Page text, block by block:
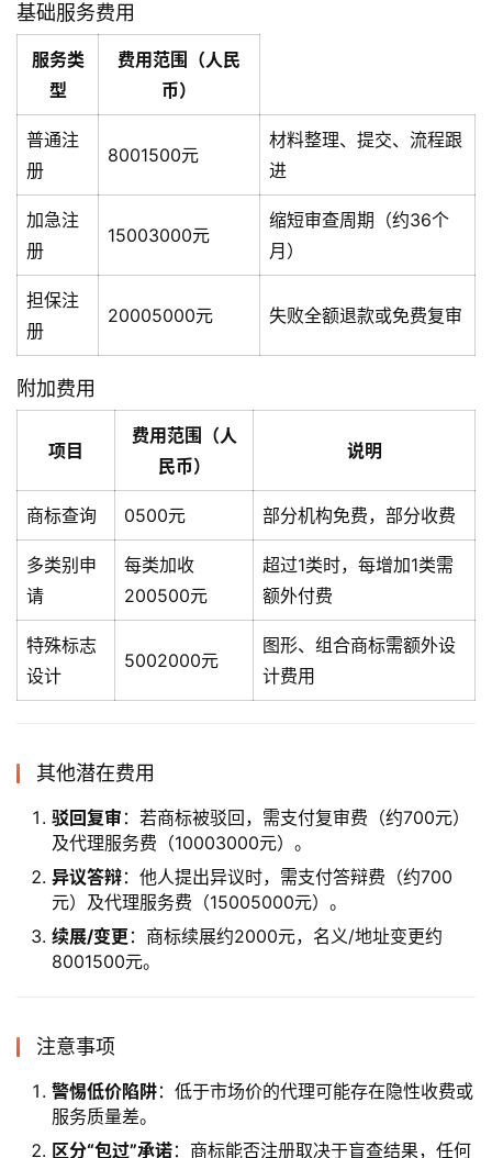
基础服务费用
服务类
型
费用范围（人民
币）
普通注
册
8001500元
材料整理、提交、流程跟
进
加急注
册
15003000元
缩短审查周期（约36个
月）
担保注
册
20005000元 失败全额退款或免费复审
附加费用
项目
费用范围（人
民币）
说明
商标查询 0500元 部分机构免费，部分收费
多类别申
请
每类加收
200500元
超过1类时，每增加1类需
额外付费
特殊标志
设计
5002000元
图形、组合商标需额外设
计费用
其他潜在费用
驳回复审 ：若商标被驳回，需支付复审费（约700元）
及代理服务费（10003000元）。
异议答辩：他人提出异议时，需支付答辩费（约700
元）及代理服务费（15005000元）。
续展/变更 ：商标续展约2000元，名义/地址变更约
8001500元。
注意事项
警惕低价陷阱：低于市场价的代理可能存在隐性收费或
服务质量差。
区分“包过”承诺：商标能否注册取决于盲查结果，任何